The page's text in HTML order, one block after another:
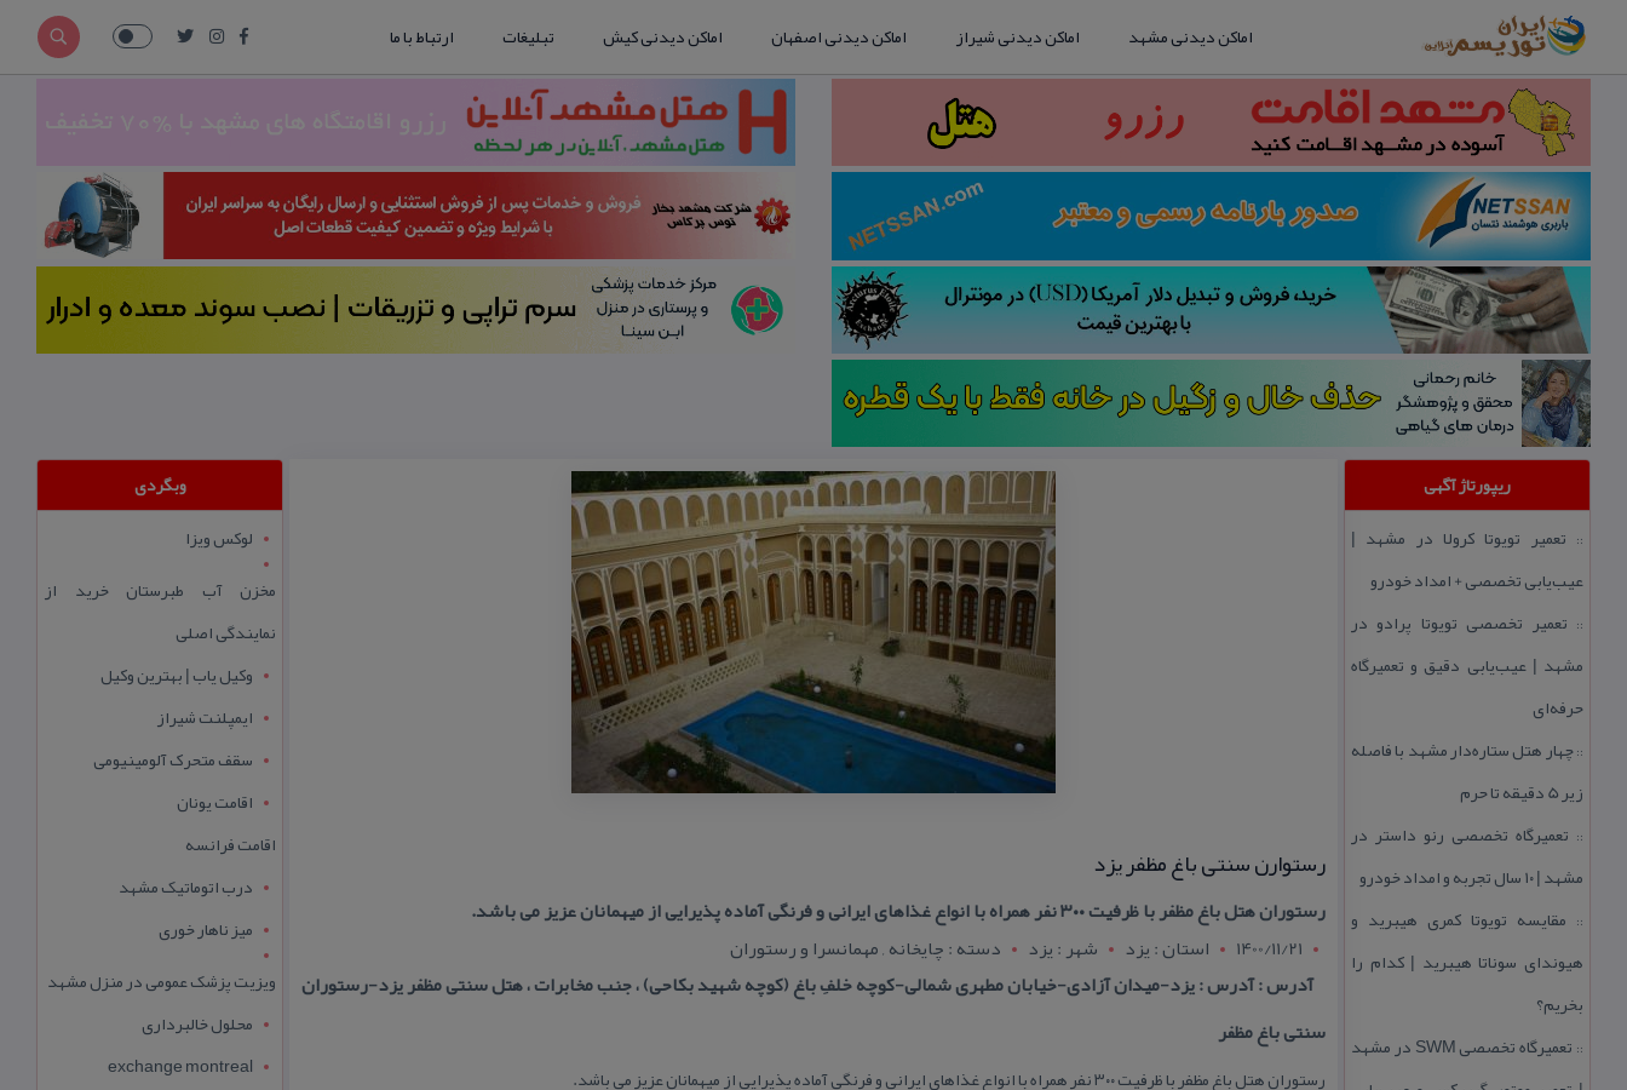
اماکن دیدنی مشهد اماکن دیدنی شیراز اماکن دیدنی اصفهان اماکن دیدنی کیش تبلیغات ارتباط با ما
ریپورتاژ آگهی
:: تعمیر تویوتا كرولا در مشهد |
عیب‌یابی تخصصی + امداد خودرو
:: تعمیر تخصصی تویوتا پرادو در
مشهد | عیب‌یابی دقیق و تعمیرگاه
حرفه‌ای
::چهار هتل‌ ستاره‌دار مشهد با فاصله
زیر 5 دقیقه تا حرم
:: تعمیرگاه تخصصی رنو داستر در
مشهد | ۱۰ سال تجربه و امداد خودرو
:: مقایسه تویوتا كمری هیبرید و
هیوندای سوناتا هیبرید | كدام را
بخریم؟
::
تعمیرگاه تخصصی SWM در مشهد
رستوارن سنتی باغ مظفر یزد
رستوران هتل باغ مظفر با ظرفیت ۳۰۰ نفر همراه با انواع غذاهای ایرانی و فرنگی آماده پذیرایی از میهمانان عزیز می باشد.
1400/11/21
استان : يزد شهر : يزد
دسته : چایخانه , مهمانسرا و رستوران
آدرس : آدرس : یزد-میدان آزادی-خیابان مطهری شمالی-كوچه خلفِ باغ (كوچه شهید بكاحی) ، جنب مخابرات ، هتل سنتی مظفر یزد-رستوران
سنتی باغ مظفر
رستوران هتل باغ مظفر با ظرفیت ۳۰۰ نفر همراه با انواع غذاهای ایرانی و فرنگی آماده پذیرایی از میهمانان عزیز می باشد.
وبگردی
لوکس ویزا
مخزن آب طبرستان خرید از
نمایندگی اصلی
وکیل یاب | بهترین وکیل
ایمپلنت شیراز
سقف متحرک آلومینیومی
اقامت یونان
اقامت فرانسه
درب اتوماتیک مشهد
میز ناهار خوری
ویزیت پزشک عمومی در منزل مشهد
محلول خالبرداری
exchange montreal